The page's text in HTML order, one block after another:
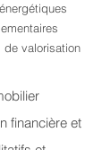
de valorisation
financière et